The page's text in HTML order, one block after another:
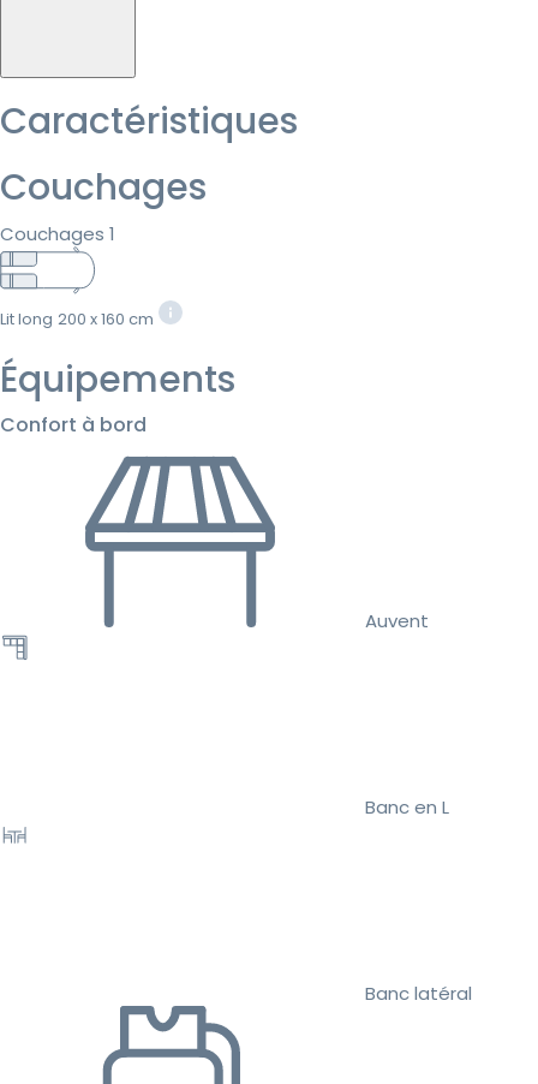
Caractéristiques
Couchages
Couchages 1
Lit long 200 x 160 cm
Équipements
Confort à bord
Auvent
Banc en L
Banc latéral